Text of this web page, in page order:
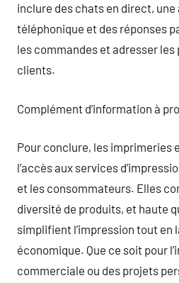
inclure des chats en direct,
téléphonique et des réponses
les commandes et adresser
clients.
Complément d’information à
Pour conclure, les imprimeries
l’accès aux services
et les consommateurs. Elles
diversité de produits, et haute
simplifient l’impression tout en
économique. Que ce soit pour
commerciale ou des projets